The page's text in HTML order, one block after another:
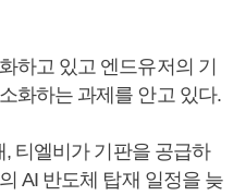
하고 있고 엔드유저의 기
화하는 과제를 안고 있다.
티엘비가 기판을 공급하
AI 반도체 탑재 일정을 늦